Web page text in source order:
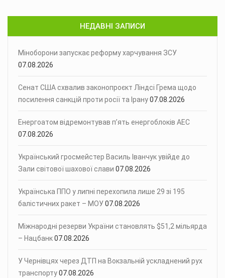
НЕДАВНІ ЗАПИСИ
Міноборони запускає реформу харчування ЗСУ
07.08.2026
Сенат США схвалив законопроєкт Ліндсі Грема щодо
посилення санкцій проти росії та Ірану07.08.2026
Енергоатом відремонтував п’ять енергоблоків АЕС
07.08.2026
Український гросмейстер Василь Іванчук увійде до
Зали світової шахової слави 07.08.2026
Українська ППО у липні перехопила лише 29 зі 195
балістичних ракет – МОУ07.08.2026
Міжнародні резерви України становлять $51,2 мільярда
– Нацбанк07.08.2026
У Чернівцях через ДТП на Вокзальній ускладнений рух
транспорту07.08.2026